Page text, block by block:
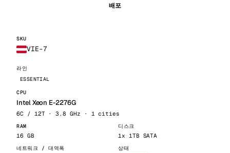
배포
VIE-7
ESSENTIAL
Intel Xeon E-2276G
6C / 12T · 3.8 GHz · 1 cities
16 GB 1x 1TB SATA